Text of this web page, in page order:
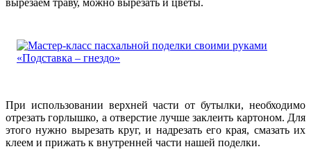
При использовании верхней части от бутылки, необходимо
отрезать горлышко, а отверстие лучше заклеить картоном. Для
этого нужно вырезать круг, и надрезать его края, смазать их
клеем и прижать к внутренней части нашей поделки.